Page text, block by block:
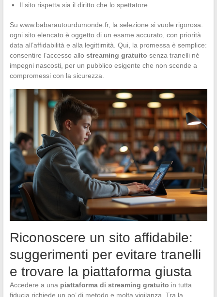
Il sito rispetta sia il diritto che lo spettatore.
Su www.babarautourdumonde.fr, la selezione si vuole rigorosa:
ogni sito elencato è oggetto di un esame accurato, con priorità
data all’affidabilità e alla legittimità. Qui, la promessa è semplice:
consentire l’accesso allo streaming gratuito senza tranelli né
impegni nascosti, per un pubblico esigente che non scende a
compromessi con la sicurezza.
Riconoscere un sito affidabile:
suggerimenti per evitare tranelli
e trovare la piattaforma giusta
Accedere a una piattaforma di streaming gratuito in tutta
fiducia richiede un po’ di metodo e molta vigilanza. Tra la